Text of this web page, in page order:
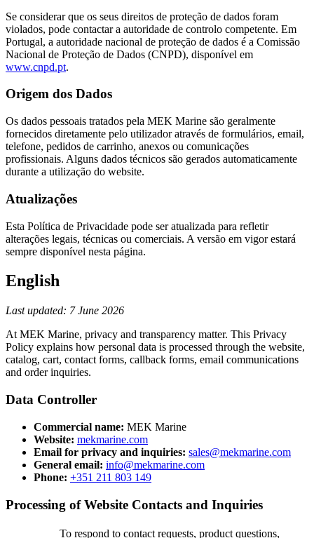
Se considerar que os seus direitos de proteção de dados foram
violados, pode contactar a autoridade de controlo competente. Em
Portugal, a autoridade nacional de proteção de dados é a Comissão
Nacional de Proteção de Dados (CNPD), disponível em
www.cnpd.pt.
Origem dos Dados
Os dados pessoais tratados pela MEK Marine são geralmente
fornecidos diretamente pelo utilizador através de formulários, email,
telefone, pedidos de carrinho, anexos ou comunicações
profissionais. Alguns dados técnicos são gerados automaticamente
durante a utilização do website.
Atualizações
Esta Política de Privacidade pode ser atualizada para refletir
alterações legais, técnicas ou comerciais. A versão em vigor estará
sempre disponível nesta página.
English
Last updated: 7 June 2026
At MEK Marine, privacy and transparency matter. This Privacy
Policy explains how personal data is processed through the website,
catalog, cart, contact forms, callback forms, email communications
and order inquiries.
Data Controller
Commercial name: MEK Marine
Website: mekmarine.com
Email for privacy and inquiries: sales@mekmarine.com
General email: info@mekmarine.com
Phone: +351 211 803 149
Processing of Website Contacts and Inquiries
To respond to contact requests, product questions,